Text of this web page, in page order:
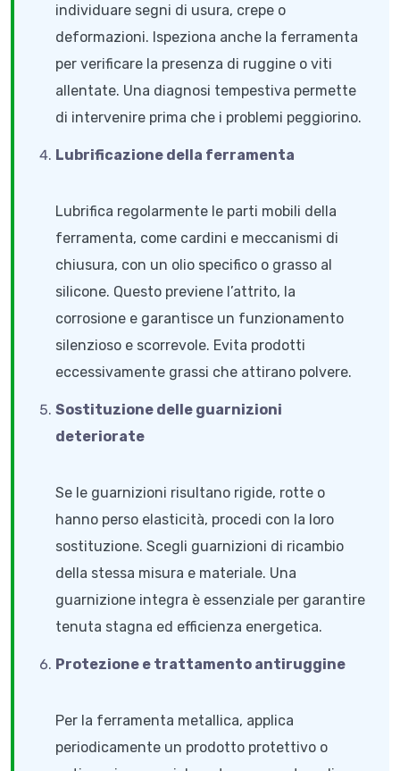
individuare segni di usura, crepe o
deformazioni. Ispeziona anche la ferramenta
per verificare la presenza di ruggine o viti
allentate. Una diagnosi tempestiva permette
di intervenire prima che i problemi peggiorino.
Lubrificazione della ferramenta
Lubrifica regolarmente le parti mobili della
ferramenta, come cardini e meccanismi di
chiusura, con un olio specifico o grasso al
silicone. Questo previene l’attrito, la
corrosione e garantisce un funzionamento
silenzioso e scorrevole. Evita prodotti
eccessivamente grassi che attirano polvere.
Sostituzione delle guarnizioni
deteriorate
Se le guarnizioni risultano rigide, rotte o
hanno perso elasticità, procedi con la loro
sostituzione. Scegli guarnizioni di ricambio
della stessa misura e materiale. Una
guarnizione integra è essenziale per garantire
tenuta stagna ed efficienza energetica.
Protezione e trattamento antiruggine
Per la ferramenta metallica, applica
periodicamente un prodotto protettivo o